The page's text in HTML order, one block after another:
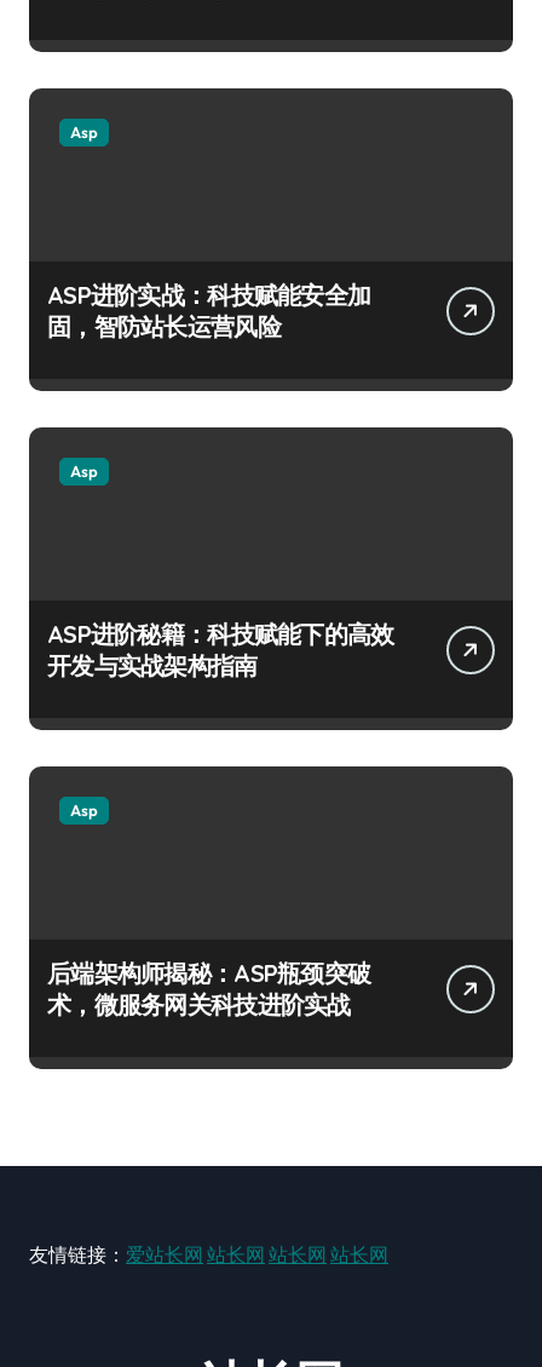
Asp
ASP进阶实战：科技赋能安全加
固，智防站长运营风险
Asp
ASP进阶秘籍：科技赋能下的高效
开发与实战架构指南
Asp
后端架构师揭秘：ASP瓶颈突破
术，微服务网关科技进阶实战
友情链接： 爱站长网 站长网 站长网 站长网